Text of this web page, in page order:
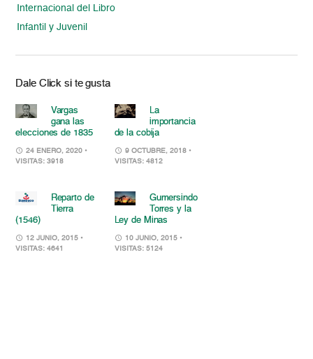
Internacional del Libro
Infantil y Juvenil
Dale Click si te gusta
Vargas
gana las
elecciones de 1835
24 ENERO, 2020 •
VISITAS: 3918
La
importancia
de la cobija
9 OCTUBRE, 2018 •
VISITAS: 4812
Reparto de
Tierra
(1546)
12 JUNIO, 2015 •
VISITAS: 4641
Gumersindo
Torres y la
Ley de Minas
10 JUNIO, 2015 •
VISITAS: 5124